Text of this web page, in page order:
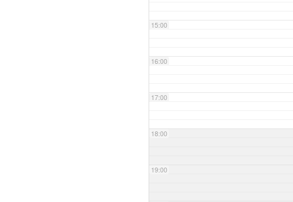
15:00
16:00
17:00
18:00
19:00